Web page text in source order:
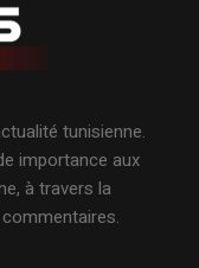
tunisienne.
importance aux
à travers la